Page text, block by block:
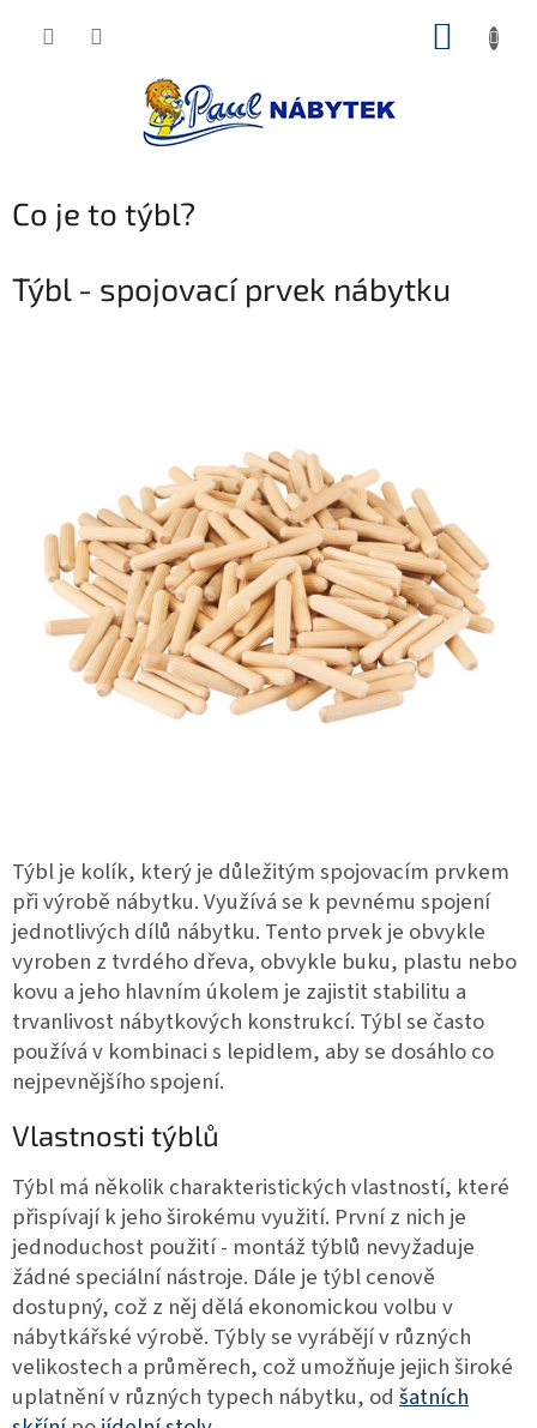
Co je to týbl?
Týbl - spojovací prvek nábytku
Týbl je kolík, který je důležitým spojovacím prvkem
při výrobě nábytku. Využívá se k pevnému spojení
jednotlivých dílů nábytku. Tento prvek je obvykle
vyroben z tvrdého dřeva, obvykle buku, plastu nebo
kovu a jeho hlavním úkolem je zajistit stabilitu a
trvanlivost nábytkových konstrukcí. Týbl se často
používá v kombinaci s lepidlem, aby se dosáhlo co
nejpevnějšího spojení.
Vlastnosti týblů
Týbl má několik charakteristických vlastností, které
přispívají k jeho širokému využití. První z nich je
jednoduchost použití - montáž týblů nevyžaduje
žádné speciální nástroje. Dále je týbl cenově
dostupný, což z něj dělá ekonomickou volbu v
nábytkářské výrobě. Týbly se vyrábějí v různých
velikostech a průměrech, což umožňuje jejich široké
uplatnění v různých typech nábytku, od šatních